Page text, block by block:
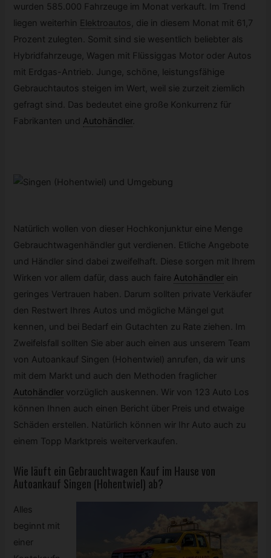
wurden 585.000 Fahrzeuge im Monat verkauft. Im Trend
liegen weiterhin Elektroautos, die in diesem Monat mit 61,7
Prozent zulegten. Somit sind sie wesentlich beliebter als
Hybridfahrzeuge, Wagen mit Flüssiggas Motor oder Autos
mit Erdgas-Antrieb. Junge, schöne, leistungsfähige
Gebrauchtautos steigen im Wert, weil sie zurzeit ziemlich
gefragt sind. Das bedeutet eine große Konkurrenz für
Fabrikanten und Autohändler.
Natürlich wollen von dieser Hochkonjunktur eine Menge
Gebrauchtwagenhändler gut verdienen. Etliche Angebote
und Händler sind dabei zweifelhaft. Diese sorgen mit Ihrem
Wirken vor allem dafür, dass auch faire Autohändler ein
geringes Vertrauen haben. Darum sollten private Verkäufer
den Restwert Ihres Autos und mögliche Mängel gut
kennen, und bei Bedarf ein Gutachten zu Rate ziehen. Im
Zweifelsfall sollten Sie aber auch einen aus unserem Team
von Autoankauf Singen (Hohentwiel) anrufen, da wir uns
mit dem Markt und auch den Methoden fraglicher
Autohändler vorzüglich auskennen. Wir von 123 Auto Los
können Ihnen auch einen Bericht über Preis und etwaige
Schäden erstellen. Natürlich können wir Ihr Auto auch zu
einem Topp Marktpreis weiterverkaufen.
Wie läuft ein Gebrauchtwagen Kauf im Hause von
Autoankauf Singen (Hohentwiel) ab?
Alles
beginnt mit
einer